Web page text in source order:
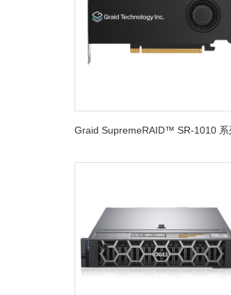
Graid SupremeRAID™ SR-1010 系